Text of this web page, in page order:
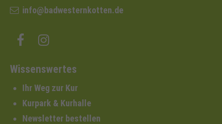
info@badwesternkotten.de
Wissenswertes
Ihr Weg zur Kur
Kurpark & Kurhalle
Newsletter bestellen